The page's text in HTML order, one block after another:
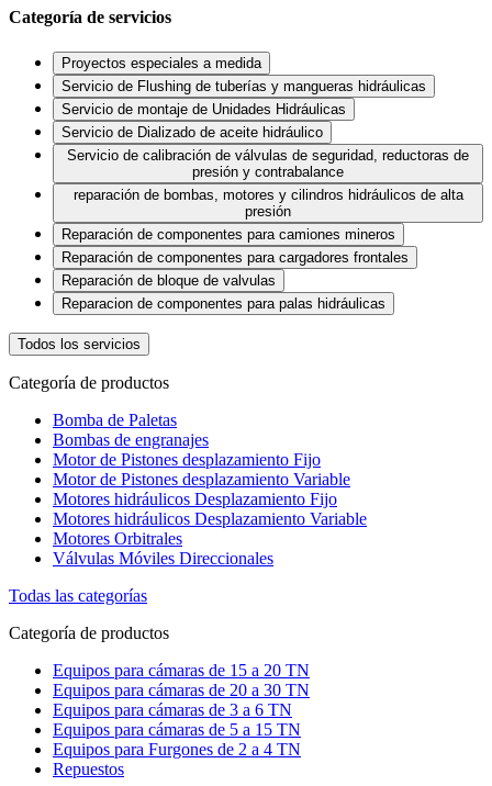
Categoría de servicios
Proyectos especiales a medida
Servicio de Flushing de tuberías y mangueras hidráulicas
Servicio de montaje de Unidades Hidráulicas
Servicio de Dializado de aceite hidráulico
Servicio de calibración de válvulas de seguridad, reductoras de
presión y contrabalance
reparación de bombas, motores y cilindros hidráulicos de alta
presión
Reparación de componentes para camiones mineros
Reparación de componentes para cargadores frontales
Reparación de bloque de valvulas
Reparacion de componentes para palas hidráulicas
Todos los servicios
Categoría de productos
Bomba de Paletas
Bombas de engranajes
Motor de Pistones desplazamiento Fijo
Motor de Pistones desplazamiento Variable
Motores hidráulicos Desplazamiento Fijo
Motores hidráulicos Desplazamiento Variable
Motores Orbitrales
Válvulas Móviles Direccionales
Todas las categorías
Categoría de productos
Equipos para cámaras de 15 a 20 TN
Equipos para cámaras de 20 a 30 TN
Equipos para cámaras de 3 a 6 TN
Equipos para cámaras de 5 a 15 TN
Equipos para Furgones de 2 a 4 TN
Repuestos